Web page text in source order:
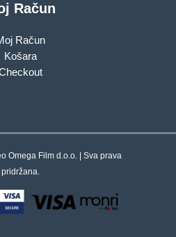
Račun
Račun
Košara
Omega Film d.o.o. | Sva prava
pridržana.